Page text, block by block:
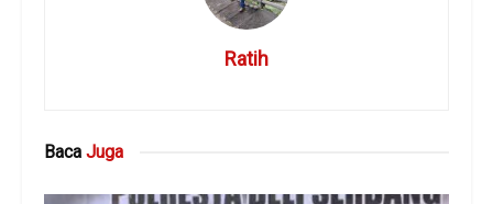
Ratih
Baca Juga